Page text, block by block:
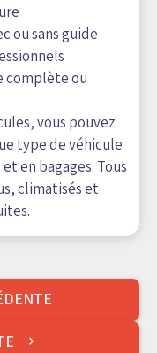
ou sans guide
complète ou
vous pouvez
type de véhicule
en bagages. Tous
climatisés et